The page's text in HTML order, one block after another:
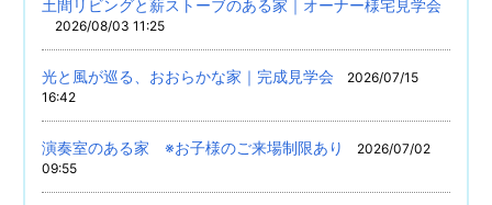
土間リビングと薪ストーブのある家｜オーナー様宅見学会
2026/08/03 11:25
光と風が巡る、おおらかな家｜完成見学会
2026/07/15
16:42
演奏室のある家 ※お子様のご来場制限あり
2026/07/02
09:55